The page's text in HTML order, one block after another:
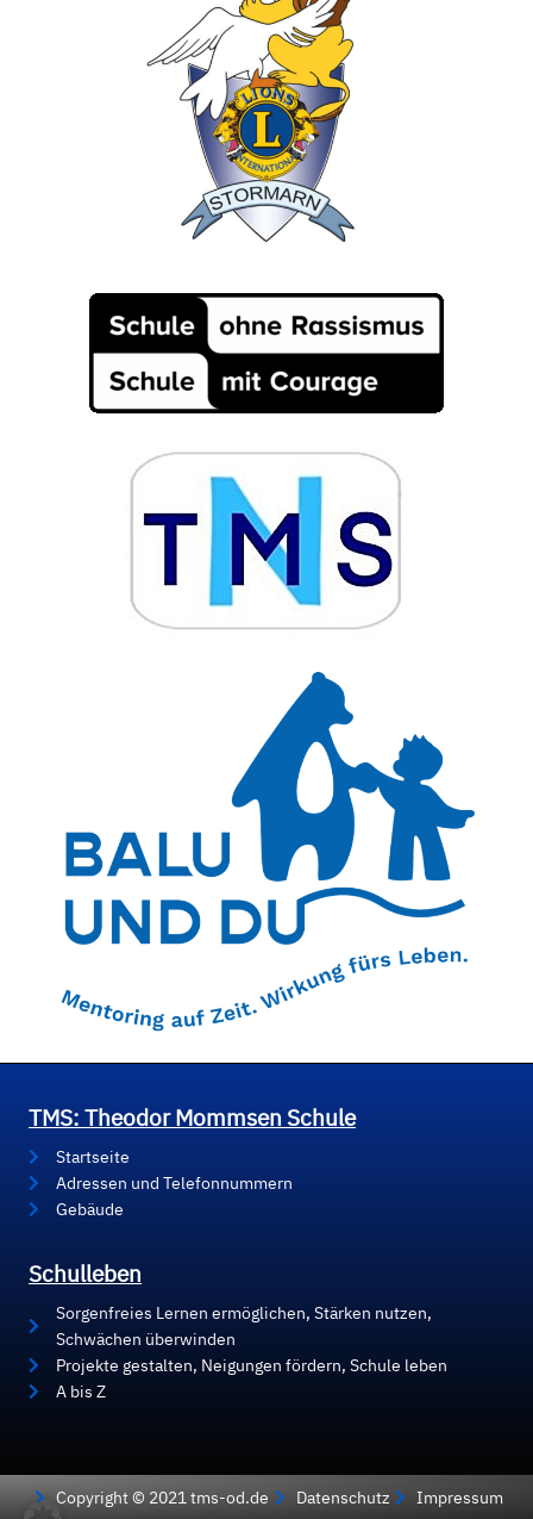
TMS: Theodor Mommsen Schule
Startseite
Adressen und Telefonnummern
Gebäude
Schulleben
Sorgenfreies Lernen ermöglichen, Stärken nutzen,
Schwächen überwinden
Projekte gestalten, Neigungen fördern, Schule leben
A bis Z
Copyright © 2021 tms-od.de Datenschutz Impressum